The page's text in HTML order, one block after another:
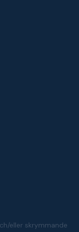
eller skrymmande